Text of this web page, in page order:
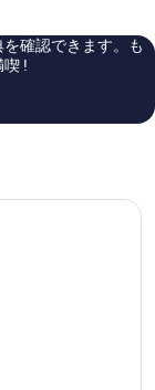
ン
タ
い、
口
口
確認できます。も
!